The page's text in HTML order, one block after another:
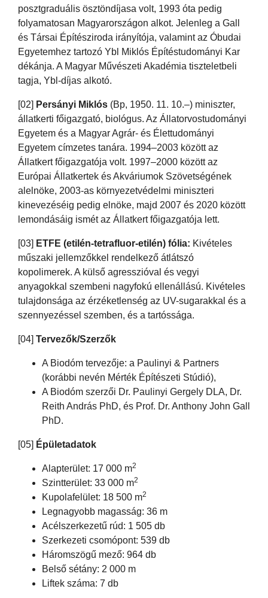
posztgraduális ösztöndíjasa volt, 1993 óta pedig
folyamatosan Magyarországon alkot. Jelenleg a Gall
és Társai Építésziroda irányítója, valamint az Óbudai
Egyetemhez tartozó Ybl Miklós Építéstudományi Kar
dékánja. A Magyar Művészeti Akadémia tiszteletbeli
tagja, Ybl-díjas alkotó.
[02] Persányi Miklós (Bp, 1950. 11. 10.–) miniszter,
állatkerti főigazgató, biológus. Az Állatorvostudományi
Egyetem és a Magyar Agrár- és Élettudományi
Egyetem címzetes tanára. 1994–2003 között az
Állatkert főigazgatója volt. 1997–2000 között az
Európai Állatkertek és Akváriumok Szövetségének
alelnöke, 2003-as környezetvédelmi miniszteri
kinevezéséig pedig elnöke, majd 2007 és 2020 között
lemondásáig ismét az Állatkert főigazgatója lett.
[03] ETFE (etilén-tetrafluor-etilén) fólia: Kivételes
műszaki jellemzőkkel rendelkező átlátszó
kopolimerek. A külső agresszióval és vegyi
anyagokkal szembeni nagyfokú ellenállású. Kivételes
tulajdonsága az érzéketlenség az UV-sugarakkal és a
szennyezéssel szemben, és a tartóssága.
[04] Tervezők/Szerzők
A Biodóm tervezője: a Paulinyi & Partners
(korábbi nevén Mérték Építészeti Stúdió),
A Biodóm szerzői Dr. Paulinyi Gergely DLA, Dr.
Reith András PhD, és Prof. Dr. Anthony John Gall
PhD.
[05] Épületadatok
Alapterület: 17 000 m2
Szintterület: 33 000 m2
Kupolafelület: 18 500 m2
Legnagyobb magasság: 36 m
Acélszerkezetű rúd: 1 505 db
Szerkezeti csomópont: 539 db
Háromszögű mező: 964 db
Belső sétány: 2 000 m
Liftek száma: 7 db